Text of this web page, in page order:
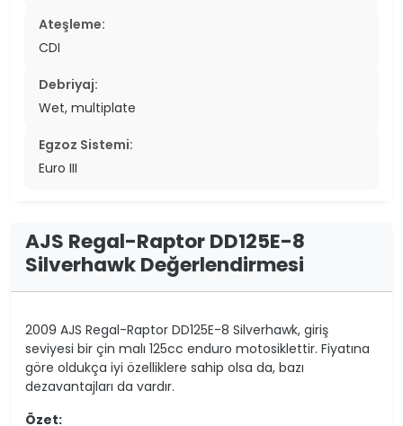
Ateşleme:
CDI
Debriyaj:
Wet, multiplate
Egzoz Sistemi:
Euro III
AJS Regal-Raptor DD125E-8
Silverhawk Değerlendirmesi
2009 AJS Regal-Raptor DD125E-8 Silverhawk, giriş
seviyesi bir çin malı 125cc enduro motosiklettir. Fiyatına
göre oldukça iyi özelliklere sahip olsa da, bazı
dezavantajları da vardır.
Özet: